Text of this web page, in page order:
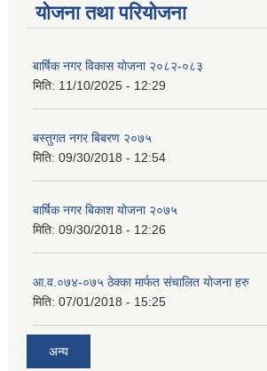
योजना तथा परियोजना
बार्षिक नगर विकास योजना २०८२-०८३
मिति: 11/10/2025 - 12:29
बस्तुगत नगर बिबरण २०७५
मिति: 09/30/2018 - 12:54
बार्षिक नगर बिकाश योजना २०७५
मिति: 09/30/2018 - 12:26
आ.व.०७४-०७५ ठेक्का मार्फत संचालित योजना हरु
मिति: 07/01/2018 - 15:25
अन्य